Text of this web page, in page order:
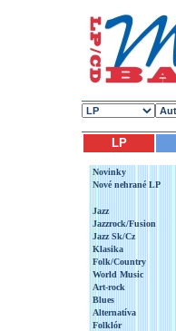
LP
Novinky
Nové nehrané LP
Jazz
Jazzrock/Fusion
Jazz Sk/Cz
Klasika
Folk/Country
World Music
Art-rock
Blues
Alternatíva
Folklór